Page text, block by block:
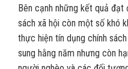
Bên cạnh những kết quả
sách xã hội còn một số khó
thực hiện tín dụng chính
sung hằng năm nhưng còn